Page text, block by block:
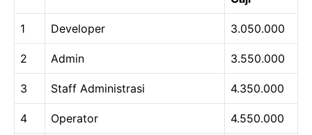
1 Developer 3.050.000
2 Admin 3.550.000
3 Staff Administrasi 4.350.000
4 Operator 4.550.000